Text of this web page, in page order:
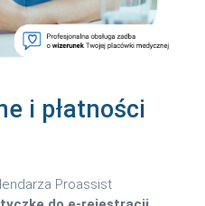
i płatności
Proassist